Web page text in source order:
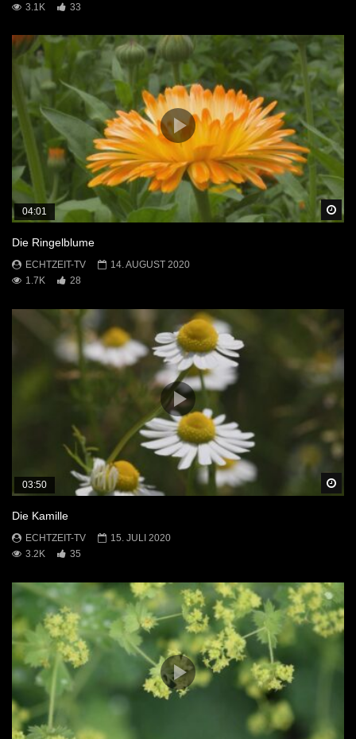
3.1K
33
04:01
Die Ringelblume
ECHTZEIT-TV
14. AUGUST 2020
1.7K
28
03:50
Die Kamille
ECHTZEIT-TV
15. JULI 2020
3.2K
35